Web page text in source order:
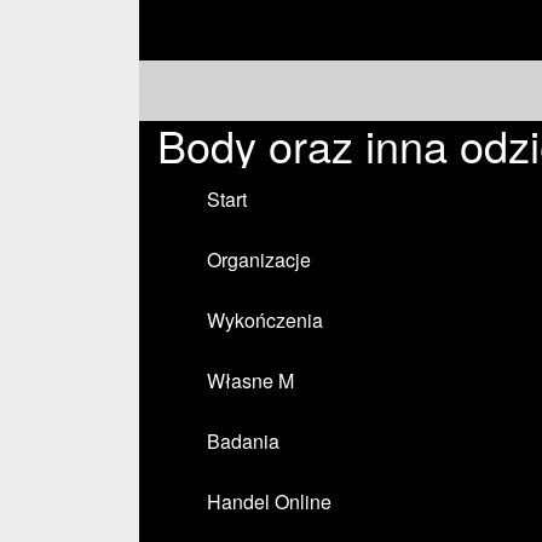
Body oraz inna
Start
Organizacje
Wykończenia
Własne M
Badania
Handel Online